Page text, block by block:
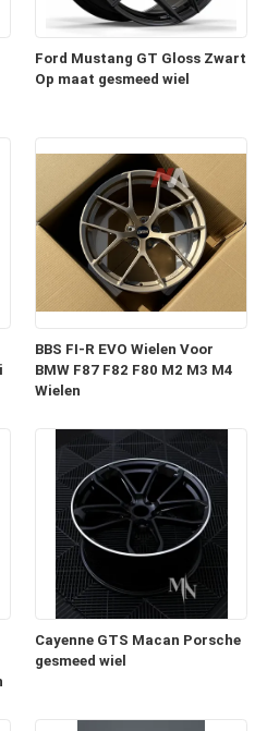
Ford Mustang GT Gloss Zwart
Op maat gesmeed wiel
BBS FI-R EVO Wielen Voor
BMW F87 F82 F80 M2 M3 M4
Wielen
Cayenne GTS Macan Porsche
gesmeed wiel